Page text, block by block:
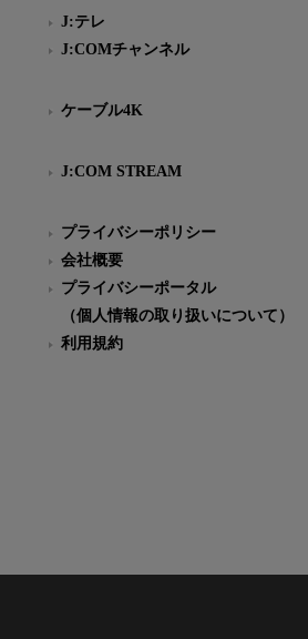
J:テレ
J:COMチャンネル
ケーブル4K
J:COM STREAM
プライバシーポリシー
会社概要
プライバシーポータル
（個人情報の取り扱いについて）
利用規約